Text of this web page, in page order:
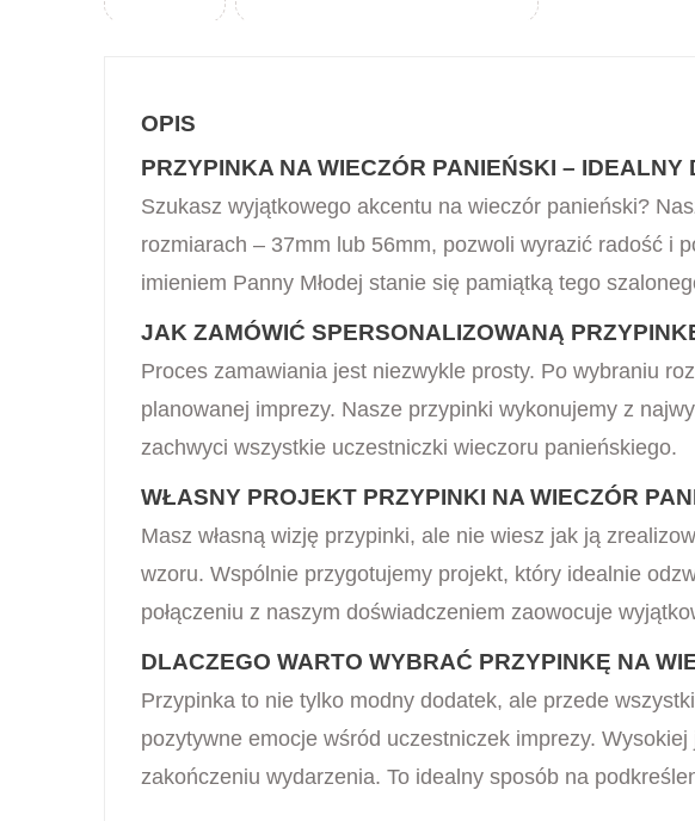
OPIS
PRZYPINKA NA WIECZÓR PANIEŃSKI – IDEALNY
Szukasz wyjątkowego akcentu na wieczór panieński?
rozmiarach – 37mm lub 56mm, pozwoli wyrazić radość i
imieniem Panny Młodej stanie się pamiątką tego
JAK ZAMÓWIĆ SPERSONALIZOWANĄ
Proces zamawiania jest niezwykle prosty. Po wybraniu
planowanej imprezy. Nasze przypinki wykonujemy z
zachwyci wszystkie uczestniczki wieczoru panieńskiego.
WŁASNY PROJEKT PRZYPINKI NA WIECZÓR
Masz własną wizję przypinki, ale nie wiesz jak ją
wzoru. Wspólnie przygotujemy projekt, który idealnie
połączeniu z naszym doświadczeniem zaowocuje
DLACZEGO WARTO WYBRAĆ PRZYPINKĘ NA
Przypinka to nie tylko modny dodatek, ale przede
pozytywne emocje wśród uczestniczek imprezy.
zakończeniu wydarzenia. To idealny sposób na